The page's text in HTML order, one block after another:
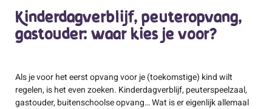
Kinderdagverblijf, peuteropvang,
gastouder: waar kies je voor?
Als je voor het eerst opvang voor je (toekomstige) kind wilt
regelen, is het even zoeken. Kinderdagverblijf, peuterspeelzaal,
gastouder, buitenschoolse opvang… Wat is er eigenlijk allemaal